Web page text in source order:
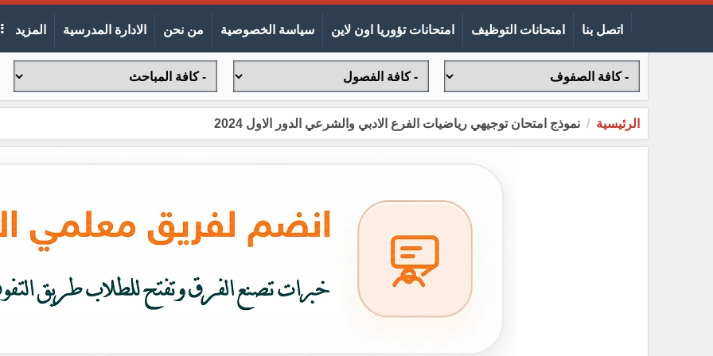
اتصل بنا امتحانات التوظيف امتحانات تؤوريا اون لاين سياسة الخصوصية من نحن الادارة المدرسية المزيد
الرئيسية نموذج امتحان توجيهي رياضيات الفرع الادبي والشرعي الدور الاول 2024